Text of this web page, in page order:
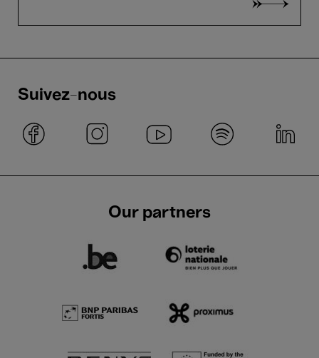
Suivez-nous
Our partners